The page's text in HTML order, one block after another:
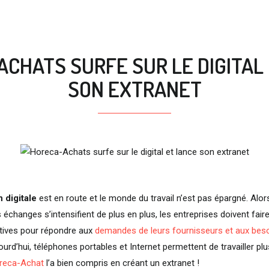
SURFE SUR LE
SON EXTRANET
digitale est en route et le monde du travail n’est pas épargné.
s’intensifient de plus en plus, les entreprises doivent
pour répondre aux demandes de leurs fournisseurs et aux
téléphones portables et Internet permettent de travailler
Achat l’a bien compris en créant un extranet !